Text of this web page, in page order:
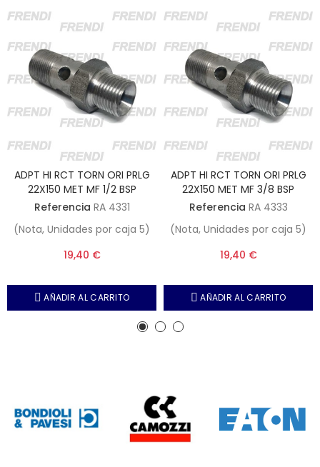
ADPT HI RCT TORN ORI PRLG
22X150 MET MF 1/2 BSP
Referencia RA 4331
(Nota, Unidades por caja 5)
19,40 €
AÑADIR AL CARRITO
ADPT HI RCT TORN ORI PRLG
22X150 MET MF 3/8 BSP
Referencia RA 4333
(Nota, Unidades por caja 5)
19,40 €
AÑADIR AL CARRITO